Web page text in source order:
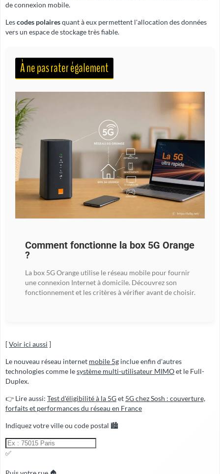
de connexion mobile.
Lescodes polairesquant à eux permettent l'allocation des données
vers un espace de stockage très fiable.
À ne pas rater également
Comment fonctionne la box 5G Orange
?
La box 5G Orange utilise le réseau mobile pour fournir
une connexion Internet à domicile. Découvrez son
fonctionnement et les critères à vérifier avant de choisir.
[Voir ici aussi ]
Le nouveau réseau internet mobile 5g inclue enfin d'autres
technologies comme lesystème multi-utilisateur MIMOet le Full-
Duplex.
👉 Lire aussi: Test d'éligibilité à la 5Get 5G chez Sosh : couverture,
forfaits et performances du réseau en France
Indiquez votre ville ou code postal 🏙️
✅